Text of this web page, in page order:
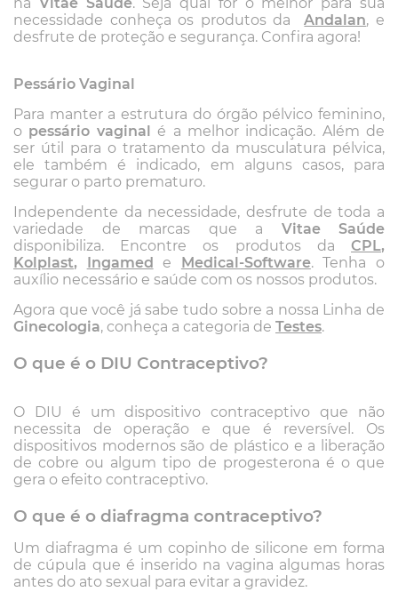
necessidade conheça os produtos da
Andalan, e
desfrute de proteção e segurança. Confira agora!
Pessário Vaginal
Para manter a estrutura do órgão pélvico feminino,
o pessário vaginal é a melhor indicação. Além de
ser útil para o tratamento da musculatura pélvica,
ele também é indicado, em alguns casos, para
segurar o parto prematuro.
Independente da necessidade, desfrute de toda a
variedade de marcas que a Vitae Saúde
disponibiliza. Encontre os produtos da
CPL,
Kolplast, Ingamed e Medical-Software. Tenha o
auxílio necessário e saúde com os nossos produtos.
Agora que você já sabe tudo sobre a nossa Linha de
Ginecologia, conheça a categoria de Testes.
O que é o DIU Contraceptivo?
O DIU é um dispositivo contraceptivo que não
necessita de operação e que é reversível. Os
dispositivos modernos são de plástico e a liberação
de cobre ou algum tipo de progesterona é o que
gera o efeito contraceptivo.
O que é o diafragma contraceptivo?
Um diafragma é um copinho de silicone em forma
de cúpula que é inserido na vagina algumas horas
antes do ato sexual para evitar a gravidez.